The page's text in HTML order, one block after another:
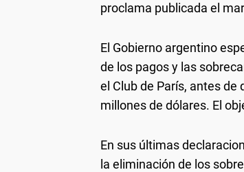
proclama publicada el
El Gobierno argentino
de los pagos y las
el Club de París, antes de
millones de dólares. El
En sus últimas
la eliminación de los